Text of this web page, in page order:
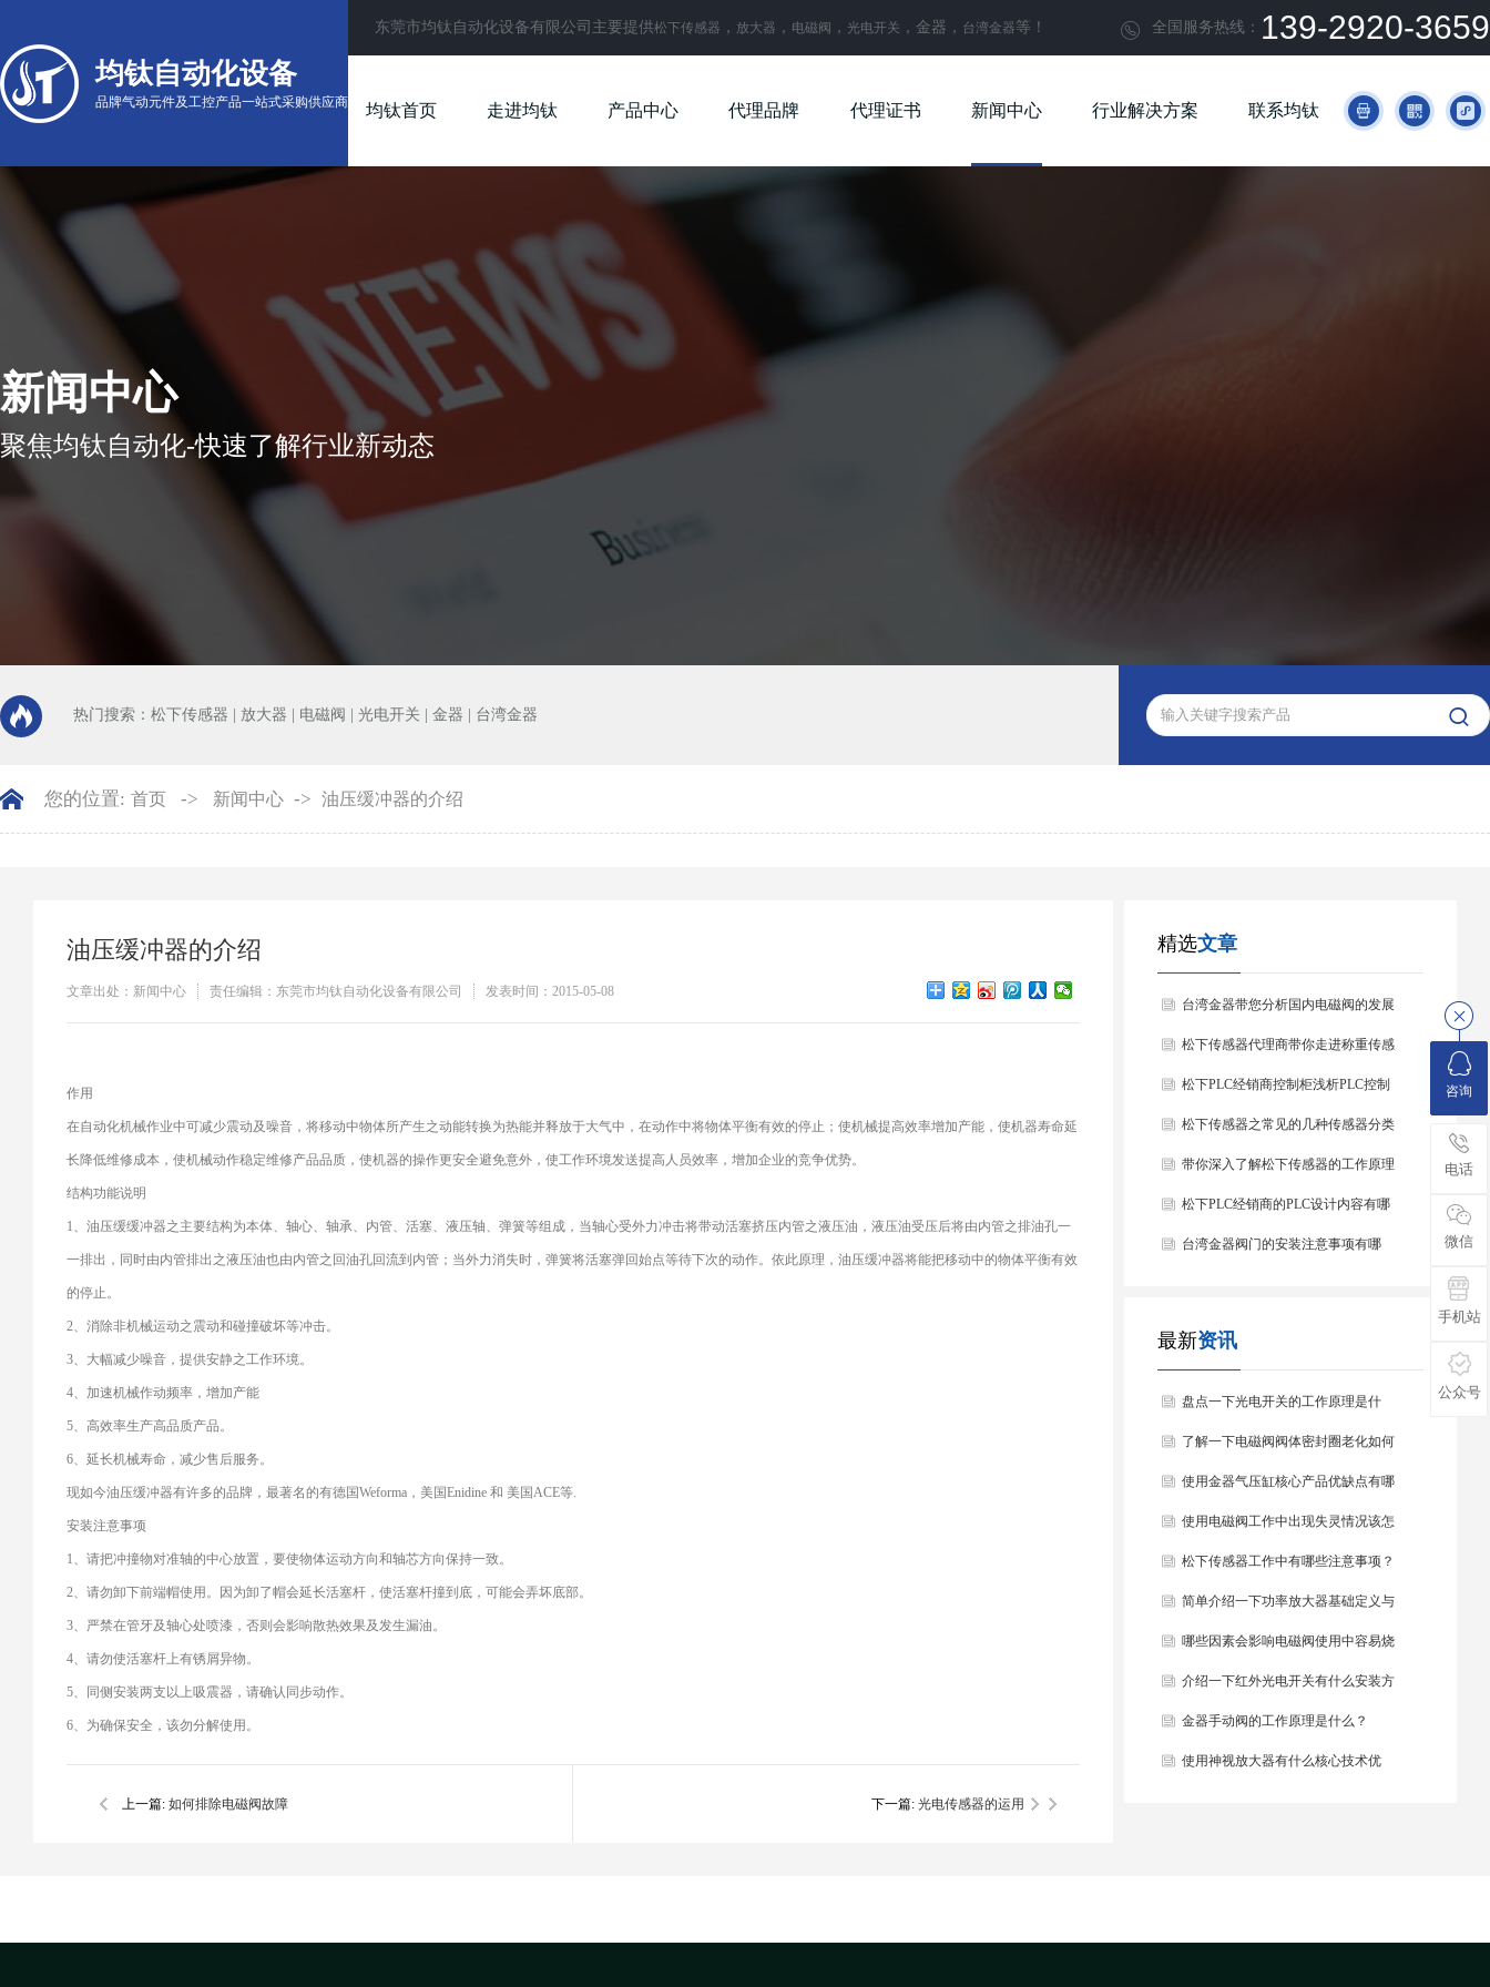
均钛自动化设备
品牌气动元件及工控产品一站式采购供应商
东莞市均钛自动化设备有限公司主要提供松下传感器 ， 放大器 ， 电磁阀 ， 光电开关 ，金器， 台湾金器等！  全国服务热线： 139-2920-3659
均钛首页 走进均钛 产品中心 代理品牌 代理证书 新闻中心 行业解决方案 联系均钛   
新闻中心
聚焦均钛自动化-快速了解行业新动态
热门搜索： 松下传感器 放大器 电磁阀 光电开关 金器 台湾金器 
您的位置: 首页 -> 新闻中心 -> 油压缓冲器的介绍
油压缓冲器的介绍
文章出处：新闻中心 责任编辑：东莞市均钛自动化设备有限公司 发表时间：2015-05-08
作用
在自动化机械作业中可减少震动及噪音，将移动中物体所产生之动能转换为热能并释放于大气中，在动作中将物体平衡有效的停止；使机械提高效率增加产能，使机器寿命延
长降低维修成本，使机械动作稳定维修产品品质，使机器的操作更安全避免意外，使工作环境发送提高人员效率，增加企业的竞争优势。
结构功能说明
1、油压缓缓冲器之主要结构为本体、轴心、轴承、内管、活塞、液压轴、弹簧等组成，当轴心受外力冲击将带动活塞挤压内管之液压油，液压油受压后将由内管之排油孔一
一排出，同时由内管排出之液压油也由内管之回油孔回流到内管；当外力消失时，弹簧将活塞弹回始点等待下次的动作。依此原理，油压缓冲器将能把移动中的物体平衡有效
的停止。
2、消除非机械运动之震动和碰撞破坏等冲击。
3、大幅减少噪音，提供安静之工作环境。
4、加速机械作动频率，增加产能
5、高效率生产高品质产品。
6、延长机械寿命，减少售后服务。
现如今油压缓冲器有许多的品牌，最著名的有德国Weforma，美国Enidine 和 美国ACE等.
安装注意事项
1、请把冲撞物对准轴的中心放置，要使物体运动方向和轴芯方向保持一致。
2、请勿卸下前端帽使用。因为卸了帽会延长活塞杆，使活塞杆撞到底，可能会弄坏底部。
3、严禁在管牙及轴心处喷漆，否则会影响散热效果及发生漏油。
4、请勿使活塞杆上有锈屑异物。
5、同侧安装两支以上吸震器，请确认同步动作。
6、为确保安全，该勿分解使用。
上一篇: 如何排除电磁阀故障 下一篇: 光电传感器的运用
精选文章
台湾金器带您分析国内电磁阀的发展
情况
松下传感器代理商带你走进称重传感
器
松下PLC经销商控制柜浅析PLC控制
器的基本结构
松下传感器之常见的几种传感器分类
以及他们的特点
带你深入了解松下传感器的工作原理
以及分类
松下PLC经销商的PLC设计内容有哪
些？
台湾金器阀门的安装注意事项有哪
最新资讯
盘点一下光电开关的工作原理是什
么？
了解一下电磁阀阀体密封圈老化如何
处理？
使用金器气压缸核心产品优缺点有哪
些？
使用电磁阀工作中出现失灵情况该怎
么办？
松下传感器工作中有哪些注意事项？
简单介绍一下功率放大器基础定义与
结构组成？
哪些因素会影响电磁阀使用中容易烧
毁？
介绍一下红外光电开关有什么安装方
法？
金器手动阀的工作原理是什么？
使用神视放大器有什么核心技术优
咨询
电话
微信
手机站
公众号